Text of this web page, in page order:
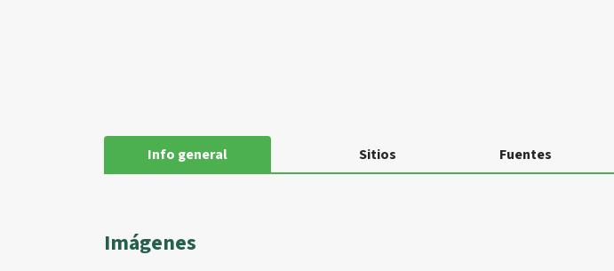
Info general Sitios Fuentes
Imágenes